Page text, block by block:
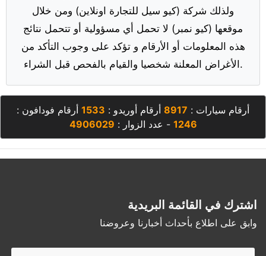
ولذلك شركة (كيو سيل للتجارة اونلاين) ومن خلال
موقعها (كيو نمبر) لا تحمل أي مسؤولية أو تتحمل نتائج
هذه المعلومات أو الأرقام و تؤكد على وجوب التأكد من
الأغراض المعلنة شخصيا والقيام بالفحص قبل الشراء.
أرقام سيارات : 8917 أرقام أوريدو : 1533 أرقام فودافون :
1246 - عدد الزوار : 4906029
اشترك في القائمة البريدية
وابق على اطلاع بأحداث أخبارنا وعروضنا